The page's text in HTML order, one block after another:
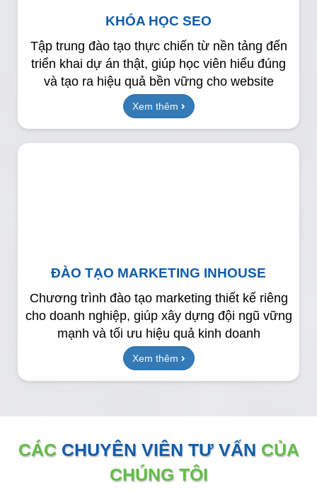
KHÓA HỌC SEO
Tập trung đào tạo thực chiến từ nền tảng đến
triển khai dự án thật, giúp học viên hiểu đúng
và tạo ra hiệu quả bền vững cho website
Xem thêm
ĐÀO TẠO MARKETING INHOUSE
Chương trình đào tạo marketing thiết kế riêng
cho doanh nghiệp, giúp xây dựng đội ngũ vững
mạnh và tối ưu hiệu quả kinh doanh
Xem thêm
CÁC CHUYÊN VIÊN TƯ VẤN CỦA
CHÚNG TÔI